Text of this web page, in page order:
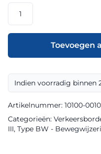
model
BW201rb
III
aantal
Toevoegen
Indien voorradig binnen
Artikelnummer: 10100-
Categorieën:
III, Type BW -